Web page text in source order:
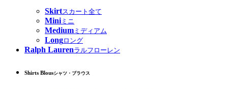
Skirtスカート全て
Miniミニ
Medium ミディアム
Longロング
Ralph Laurenラルフローレン
Shirts Blousシャツ・ブラウス